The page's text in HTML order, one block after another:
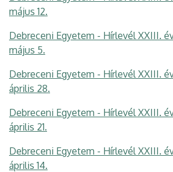
május 12.
Debreceni Egyetem - Hírlevél XXIII.
május 5.
Debreceni Egyetem - Hírlevél XXIII.
április 28.
Debreceni Egyetem - Hírlevél XXIII.
április 21.
Debreceni Egyetem - Hírlevél XXIII.
április 14.